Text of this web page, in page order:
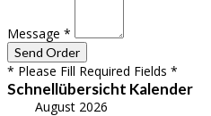
Message *
* Please Fill Required Fields *
Schnellübersicht Kalender
August 2026